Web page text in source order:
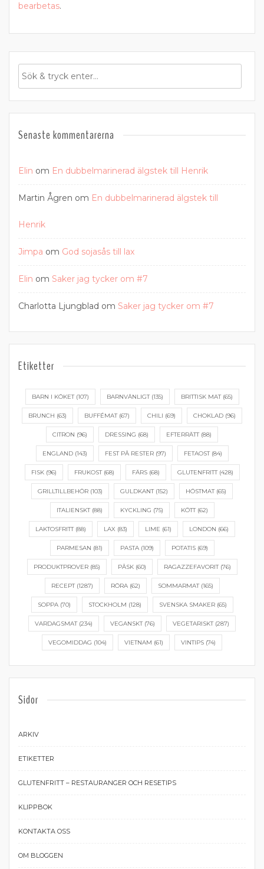
bearbetas.
Senaste kommentarerna
Elin om En dubbelmarinerad älgstek till Henrik
Martin Ågren om En dubbelmarinerad älgstek till
Henrik
Jimpa om God sojasås till lax
Elin om Saker jag tycker om #7
Charlotta Ljungblad om Saker jag tycker om #7
Etiketter
BARN I KÖKET(107) BARNVÄNLIGT(135) BRITTISK MAT(65)
BRUNCH (63) BUFFÉMAT(67) CHILI (69) CHOKLAD (96)
CITRON (96) DRESSING (68) EFTERRÄTT(88)
ENGLAND(143) FEST PÅ RESTER(97) FETAOST(84)
FISK(96) FRUKOST(68) FÄRS(68) GLUTENFRITT(428)
GRILLTILLBEHÖR (103) GULDKANT(152) HÖSTMAT(65)
ITALIENSKT(88) KYCKLING (75) KÖTT(62)
LAKTOSFRITT(88) LAX (83) LIME (61) LONDON (66)
PARMESAN (81) PASTA(109) POTATIS(69)
PRODUKTPROVER(85) PÅSK(60) RAGAZZEFAVORIT(76)
RECEPT(1287) RÖRA(62) SOMMARMAT(165)
SOPPA(70) STOCKHOLM (128) SVENSKA SMAKER(65)
VARDAGSMAT(234) VEGANSKT(76) VEGETARISKT(287)
VEGOMIDDAG (104) VIETNAM (61) VINTIPS (74)
Sidor
ARKIV
ETIKETTER
GLUTENFRITT – RESTAURANGER OCH RESETIPS
KLIPPBOK
KONTAKTA OSS
OM BLOGGEN